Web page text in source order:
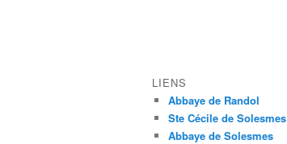
LIENS
Abbaye de Randol
Ste Cécile de Solesmes
Abbaye de Solesmes